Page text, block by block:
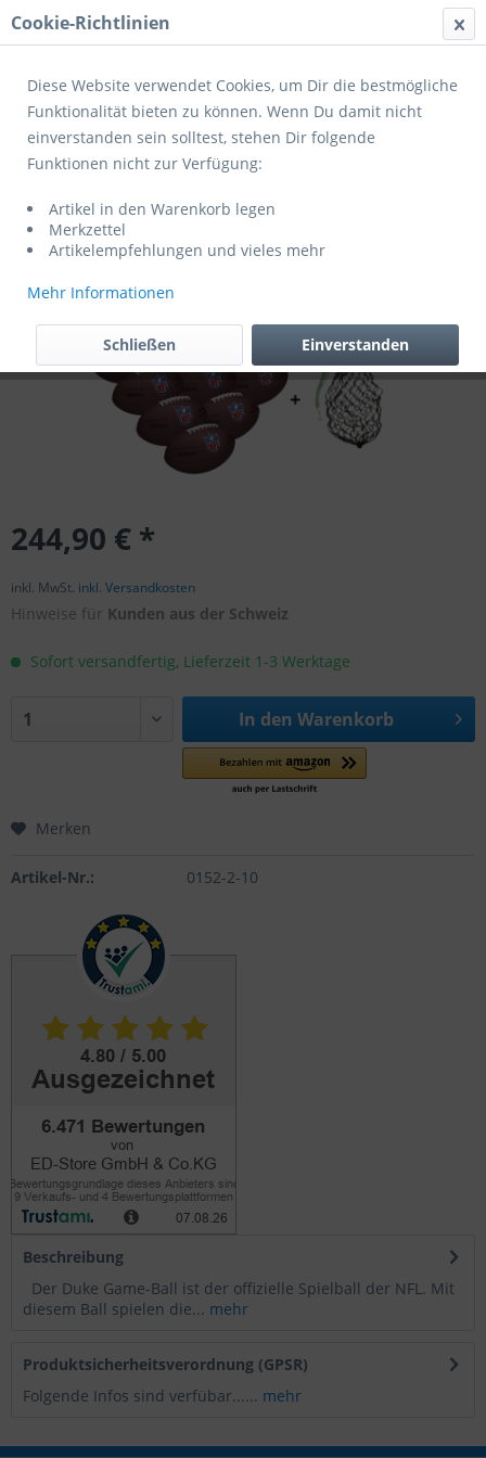
Menü
Übersicht Footbälle
WTF1825XBBRS - 10er Ballpaket
244,90 € *
inkl. MwSt. inkl. Versandkosten
Hinweise für Kunden aus der Schweiz
Sofort versandfertig, Lieferzeit 1-3 Werktage
In den Warenkorb
Merken
Artikel-Nr.: 0152-2-10
Beschreibung
Der Duke Game-Ball ist der offizielle Spielball der NFL. Mit
diesem Ball spielen die... mehr
Produktsicherheitsverordnung (GPSR)
Folgende Infos sind verfübar...... mehr
Cookie-Richtlinien
Diese Website verwendet Cookies, um Dir die bestmögliche
Funktionalität bieten zu können. Wenn Du damit nicht
einverstanden sein solltest, stehen Dir folgende
Funktionen nicht zur Verfügung:
Artikel in den Warenkorb legen
Merkzettel
Artikelempfehlungen und vieles mehr
Mehr Informationen
Einverstanden
Schließen